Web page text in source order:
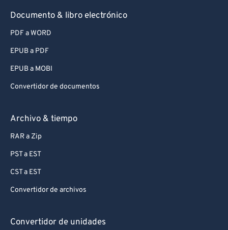
Documento & libro electrónico
PDF a WORD
EPUB a PDF
EPUB a MOBI
Convertidor de documentos
Archivo & tiempo
RAR a Zip
PST a EST
CST a EST
Convertidor de archivos
Convertidor de unidades